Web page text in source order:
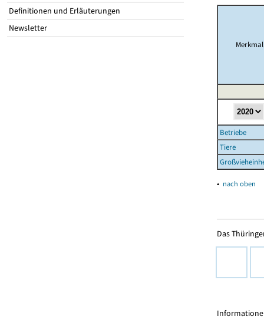
Definitionen und Erläuterungen
Newsletter
Merkmal
Betriebe
Tiere
▴ nach oben
Das